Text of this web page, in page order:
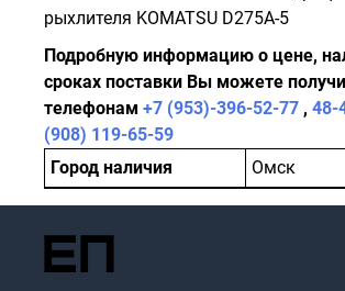
рыхлителя KOMATSU D275A-5
Подробную информацию о цене,
сроках поставки Вы можете
телефонам +7 (953)-396-52-77 , 48-
(908) 119-65-59
Город наличия
Омск